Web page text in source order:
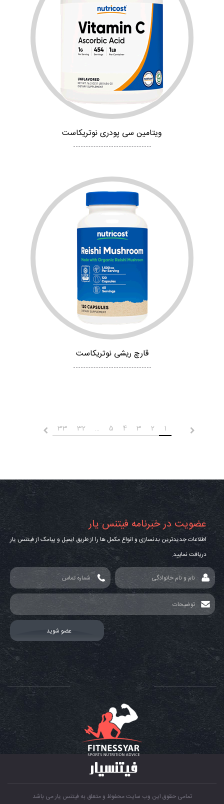
ویتامین سی پودری نوتریکاست
قارچ ریشی نوتریکاست
1
2
3
4
5
…
32
33
عضویت در خبرنامه فیتنس یار
اطلاعات جدیدترین بدنسازی و انواع مکمل ها را از طریق ایمیل و پیامک از فیتنس یار
دریافت نمایید.
تمامی حقوق این وب سایت محفوظ و متعلق به فیتنس یار می باشد